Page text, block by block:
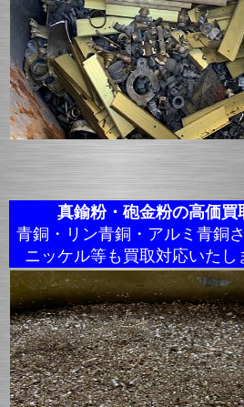
真鍮粉・砲金粉の高価買
青銅・リン青銅・アルミ青銅
ニッケル等も買取対応いたし